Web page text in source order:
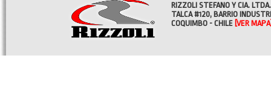
RIZZOLI STEFANO Y CIA. LTDA.
TALCA #120, BARRIO
COQUIMBO - CHILE [VER